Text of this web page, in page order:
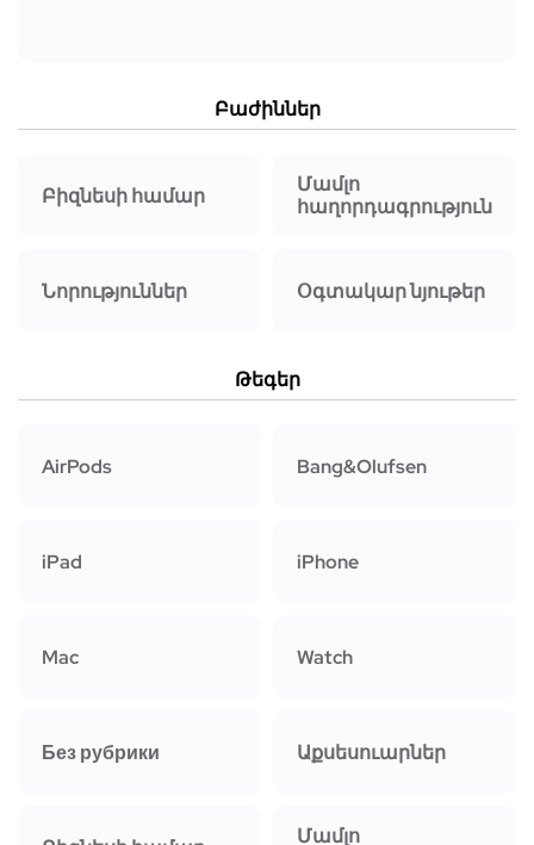
Բաժիններ
Բիզնեսի համար
Մամլո
հաղորդագրություն
Նորություններ Օգտակար նյութեր
Թեգեր
AirPods Bang&Olufsen
iPad iPhone
Mac Watch
Без рубрики Աքսեսուարներ
Մամլո